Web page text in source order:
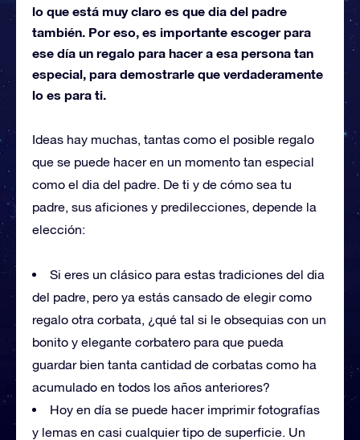
lo que está muy claro es que dia del padre
también. Por eso, es importante escoger para
ese día un regalo para hacer a esa persona tan
especial, para demostrarle que verdaderamente
lo es para ti.
Ideas hay muchas, tantas como el posible regalo
que se puede hacer en un momento tan especial
como el dia del padre. De ti y de cómo sea tu
padre, sus aficiones y predilecciones, depende la
elección:
Si eres un clásico para estas tradiciones del dia
del padre, pero ya estás cansado de elegir como
regalo otra corbata, ¿qué tal si le obsequias con un
bonito y elegante corbatero para que pueda
guardar bien tanta cantidad de corbatas como ha
acumulado en todos los años anteriores?
Hoy en día se puede hacer imprimir fotografías
y lemas en casi cualquier tipo de superficie. Un